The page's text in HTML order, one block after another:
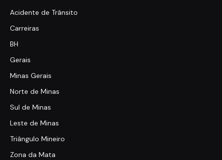
Acidente de Trânsito
Carreiras
BH
Gerais
Minas Gerais
Norte de Minas
Sul de Minas
Leste de Minas
Triângulo Mineiro
Zona da Mata